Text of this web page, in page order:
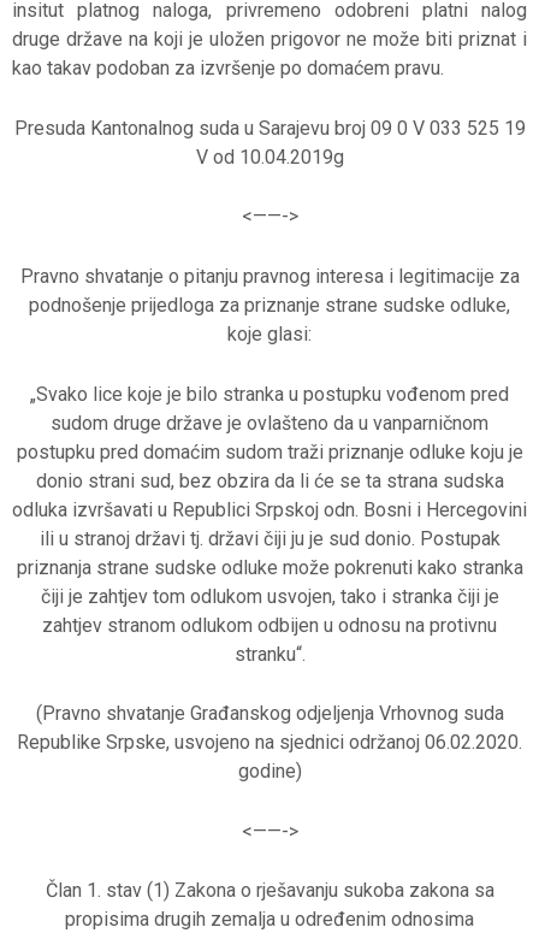
insitut platnog naloga, privremeno odobreni platni nalog
druge države na koji je uložen prigovor ne može biti priznat i
kao takav podoban za izvršenje po domaćem pravu.
Presuda Kantonalnog suda u Sarajevu broj 09 0 V 033 525 19
V od 10.04.2019g
<——->
Pravno shvatanje o pitanju pravnog interesa i legitimacije za
podnošenje prijedloga za priznanje strane sudske odluke,
koje glasi:
„Svako lice koje je bilo stranka u postupku vođenom pred
sudom druge države je ovlašteno da u vanparničnom
postupku pred domaćim sudom traži priznanje odluke koju je
donio strani sud, bez obzira da li će se ta strana sudska
odluka izvršavati u Republici Srpskoj odn. Bosni i Hercegovini
ili u stranoj državi tj. državi čiji ju je sud donio. Postupak
priznanja strane sudske odluke može pokrenuti kako stranka
čiji je zahtjev tom odlukom usvojen, tako i stranka čiji je
zahtjev stranom odlukom odbijen u odnosu na protivnu
stranku“.
(Pravno shvatanje Građanskog odjeljenja Vrhovnog suda
Republike Srpske, usvojeno na sjednici održanoj 06.02.2020.
godine)
<——->
Član 1. stav (1) Zakona o rješavanju sukoba zakona sa
propisima drugih zemalja u određenim odnosima